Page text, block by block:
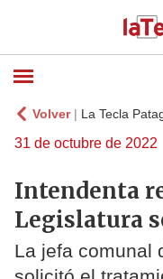
Volver| La Tecla
31 de octubre de 2022
Intendenta
Legislatura
La jefa comunal